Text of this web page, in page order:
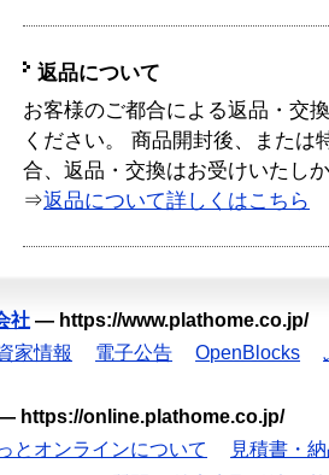
返品について
お客様のご都合による返品・交
ください。 商品開封後、または
合、返品・交換はお受けいたし
⇒返品について詳しくはこちら
社 — https://www.plathome.co.jp/
家情報 電子公告 OpenBlocks
https://online.plathome.co.jp/
とオンラインについて
見積書・